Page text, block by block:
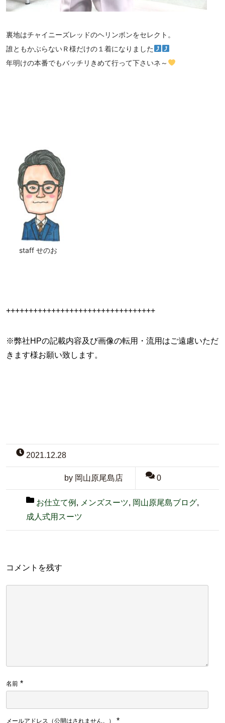
裏地はチャイニーズレッドのヘリンボンをセレクト。
誰ともかぶらないＲ様だけの１着になりました
年明けの本番でもバッチリきめて行って下さいネ～
staff せのお
+++++++++++++++++++++++++++++++++
※弊社HPの記載内容及び画像の転用・流用はご遠慮いただ
きます様お願い致します。
2021.12.28
by 岡山原尾島店 0
お仕立て例 , メンズスーツ, 岡山原尾島ブログ,
成人式用スーツ
コメントを残す
名前 *
メールアドレス（公開はされません。） *